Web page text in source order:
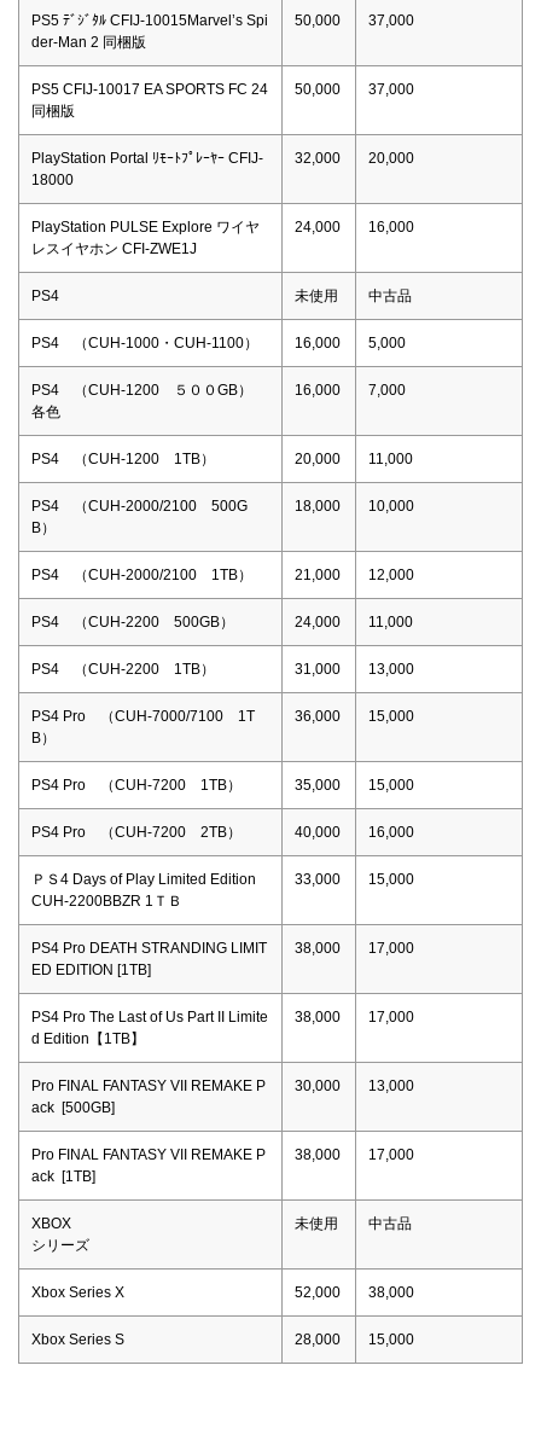
PS5 ﾃﾞｼﾞﾀﾙ CFIJ-10015Marvel’s Spi
der-Man 2 同梱版
50,000 37,000
PS5 CFIJ-10017 EA SPORTS FC 24
同梱版
50,000 37,000
PlayStation Portal ﾘﾓｰﾄﾌﾟﾚｰﾔｰ CFIJ-
18000
32,000 20,000
PlayStation PULSE Explore ワイヤ
レスイヤホン CFI-ZWE1J
24,000 16,000
PS4 未使用 中古品
PS4 （CUH-1000・CUH-1100） 16,000 5,000
PS4 （CUH-1200 ５００GB）
各色
16,000 7,000
PS4 （CUH-1200 1TB） 20,000 11,000
PS4 （CUH-2000/2100 500G
B）
18,000 10,000
PS4 （CUH-2000/2100 1TB） 21,000 12,000
PS4 （CUH-2200 500GB） 24,000 11,000
PS4 （CUH-2200 1TB） 31,000 13,000
PS4 Pro （CUH-7000/7100 1T
B）
36,000 15,000
PS4 Pro （CUH-7200 1TB） 35,000 15,000
PS4 Pro （CUH-7200 2TB） 40,000 16,000
ＰＳ4 Days of Play Limited Edition
CUH-2200BBZR 1ＴＢ
33,000 15,000
PS4 Pro DEATH STRANDING LIMIT
ED EDITION [1TB]
38,000 17,000
PS4 Pro The Last of Us Part II Limite
d Edition【1TB】
38,000 17,000
Pro FINAL FANTASY VII REMAKE P
ack [500GB]
30,000 13,000
Pro FINAL FANTASY VII REMAKE P
ack [1TB]
38,000 17,000
XBOX
シリーズ
未使用 中古品
Xbox Series X 52,000 38,000
Xbox Series S 28,000 15,000